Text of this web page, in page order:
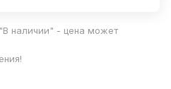
наличии" - цена может